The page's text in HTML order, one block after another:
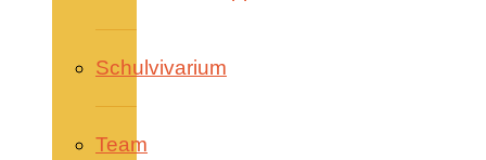
Schulvivarium
Team